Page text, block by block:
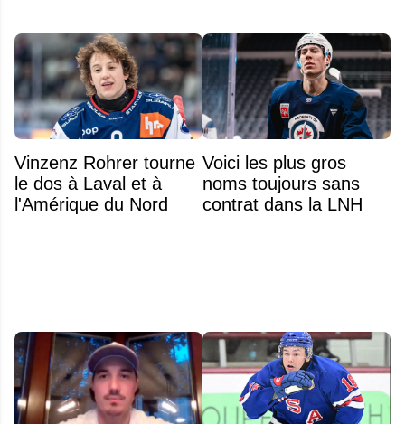
Vinzenz Rohrer tourne
le dos à Laval et à
l'Amérique du Nord
Voici les plus gros
noms toujours sans
contrat dans la LNH